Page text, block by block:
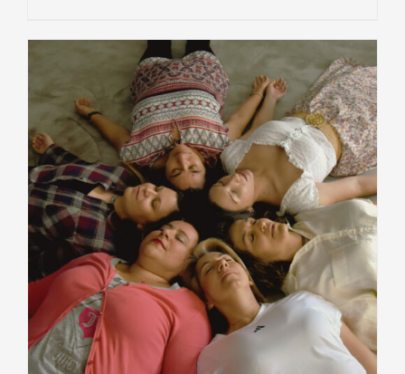
through
€150,00